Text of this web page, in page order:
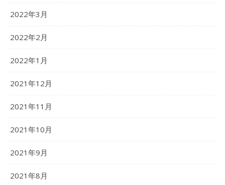
2022年3月
2022年2月
2022年1月
2021年12月
2021年11月
2021年10月
2021年9月
2021年8月